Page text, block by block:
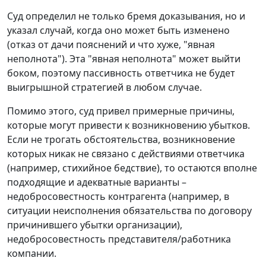
Суд определил не только бремя доказывания, но и
указал случай, когда оно может быть изменено
(отказ от дачи пояснений и что хуже, "явная
неполнота"). Эта "явная неполнота" может выйти
боком, поэтому пассивность ответчика не будет
выигрышной стратегией в любом случае.
Помимо этого, суд привел примерные причины,
которые могут привести к возникновению убытков.
Если не трогать обстоятельства, возникновение
которых никак не связано с действиями ответчика
(например, стихийное бедствие), то остаются вполне
подходящие и адекватные варианты –
недобросовестность контрагента (например, в
ситуации неисполнения обязательства по договору
причинившего убытки организации),
недобросовестность представителя/работника
компании.